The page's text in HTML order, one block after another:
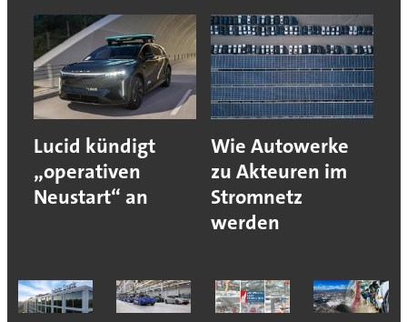
Lucid kündigt
„operativen
Neustart“ an
Wie Autowerke
zu Akteuren im
Stromnetz
werden